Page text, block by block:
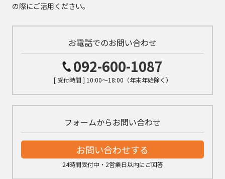
の際にご活用ください。
お電話でのお問い合わせ
092-600-1087
[ 受付時間 ] 10:00～18:00（年末年始除く）
フォームからお問い合わせ
お問い合わせする
24時間受付中・2営業日以内にご回答